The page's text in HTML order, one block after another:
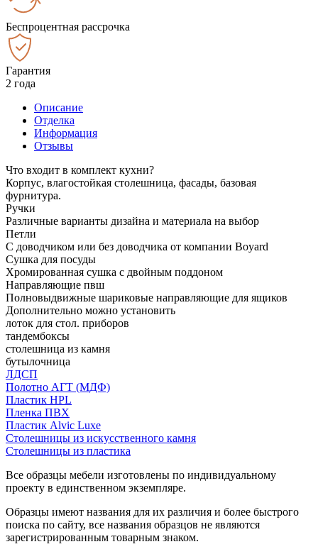
Беспроцентная рассрочка
Гарантия
2 года
Описание
Отделка
Информация
Отзывы
Что входит в комплект кухни?
Корпус, влагостойкая столешница, фасады, базовая
фурнитура.
Ручки
Различные варианты дизайна и материала на выбор
Петли
С доводчиком или без доводчика от компании Boyard
Сушка для посуды
Хромированная сушка с двойным поддоном
Направляющие пвш
Полновыдвижные шариковые направляющие для ящиков
Дополнительно можно установить
лоток для стол. приборов
тандембоксы
столешница из камня
бутылочница
ЛДСП
Полотно АГТ (МДФ)
Пластик HPL
Пленка ПВХ
Пластик Alvic Luxe
Столешницы из искусственного камня
Столешницы из пластика
Все образцы мебели изготовлены по индивидуальному
проекту в единственном экземпляре.
Образцы имеют названия для их различия и более быстрого
поиска по сайту, все названия образцов не являются
зарегистрированным товарным знаком.